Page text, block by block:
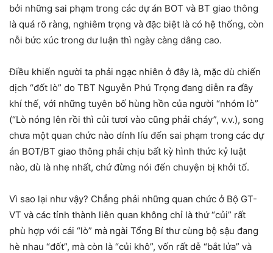
bởi những sai phạm trong các dự án BOT và BT giao thông
là quá rõ ràng, nghiêm trọng và đặc biệt là có hệ thống, còn
nỗi bức xúc trong dư luận thì ngày càng dâng cao.
Điều khiến người ta phải ngạc nhiên ở đây là, mặc dù chiến
dịch “đốt lò” do TBT Nguyễn Phú Trọng đang diễn ra đầy
khí thế, với những tuyên bố hùng hồn của người “nhóm lò”
(“Lò nóng lên rồi thì củi tươi vào cũng phải cháy”, v.v.), song
chưa một quan chức nào dính líu đến sai phạm trong các dự
án BOT/BT giao thông phải chịu bất kỳ hình thức kỷ luật
nào, dù là nhẹ nhất, chứ đừng nói đến chuyện bị khởi tố.
Vì sao lại như vậy? Chẳng phải những quan chức ở Bộ GT-
VT và các tỉnh thành liên quan không chỉ là thứ “củi” rất
phù hợp với cái “lò” mà ngài Tổng Bí thư cùng bộ sậu đang
hè nhau “đốt”, mà còn là “củi khô”, vốn rất dễ “bắt lửa” và